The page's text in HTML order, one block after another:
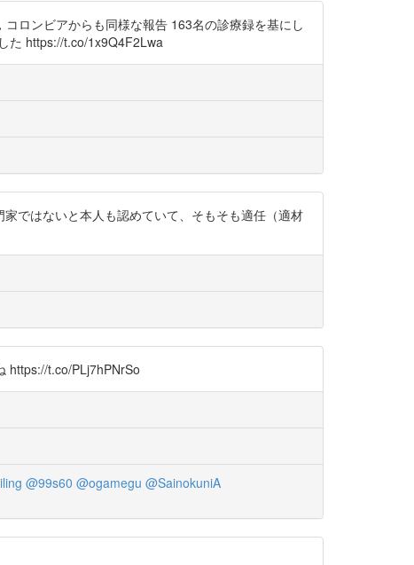
ロンビアからも同様な報告 163名の診療録を基にし
た https://t.co/1x9Q4F2Lwa
ではないと本人も認めていて、そもそも適任（適材
https://t.co/PLj7hPNrSo
@99s60 @ogamegu @SainokuniA